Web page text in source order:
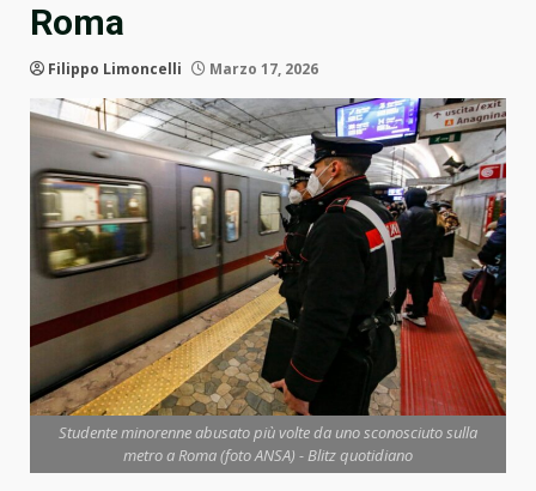
Roma
Filippo Limoncelli Marzo 17, 2026
Studente minorenne abusato più volte da uno sconosciuto sulla
metro a Roma (foto ANSA) - Blitz quotidiano